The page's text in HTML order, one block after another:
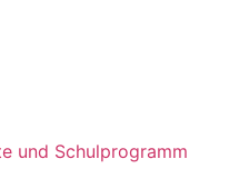
und Schulprogramm